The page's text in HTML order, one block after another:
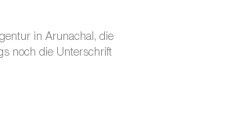
in Arunachal, die
noch die Unterschrift